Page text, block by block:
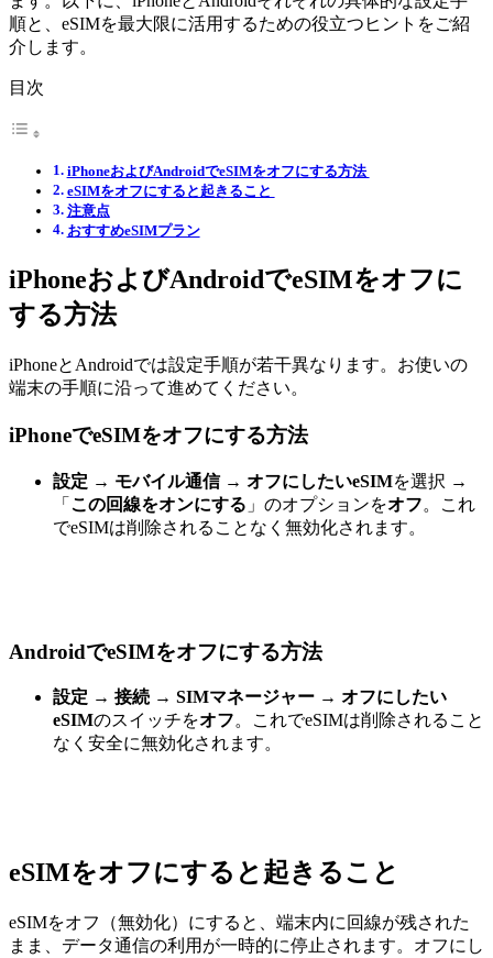
順と、eSIMを最大限に活用するための役立つヒントをご紹
介します。
目次
iPhoneおよびAndroidでeSIMをオフにする方法
eSIMをオフにすると起きること
注意点
おすすめeSIMプラン
iPhoneおよびAndroidでeSIMをオフに
する方法
iPhoneとAndroidでは設定手順が若干異なります。お使いの
端末の手順に沿って進めてください。
iPhoneでeSIMをオフにする方法
設定 → モバイル通信 → オフにしたいeSIMを選択 →
「 この回線をオンにする 」のオプションをオフ。これ
でeSIMは削除されることなく無効化されます。
AndroidでeSIMをオフにする方法
設定 → 接続 → SIMマネージャー → オフにしたい
eSIMのスイッチをオフ。これでeSIMは削除されること
なく安全に無効化されます。
eSIMをオフにすると起きること
eSIMをオフ（無効化）にすると、端末内に回線が残された
まま、データ通信の利用が一時的に停止されます。オフにし